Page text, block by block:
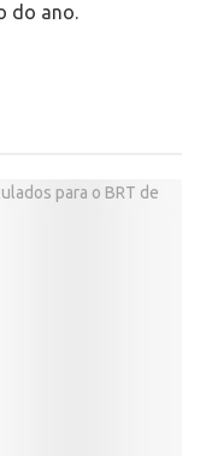
do ano.